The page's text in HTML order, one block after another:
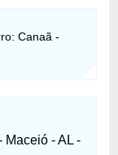
Canaã -
Maceió - AL -